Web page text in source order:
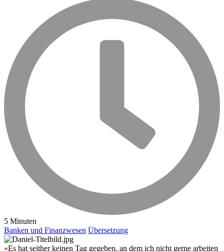
5 Minuten
Banken und Finanzwesen Übersetzung
«Es hat seither keinen Tag gegeben, an dem ich nicht gerne arbeiten